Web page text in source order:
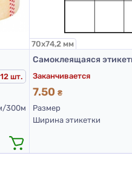
шт.
300м
70х74,2 мм
Заканчивается
7.50 ₴
Размер
Ширина этикетки